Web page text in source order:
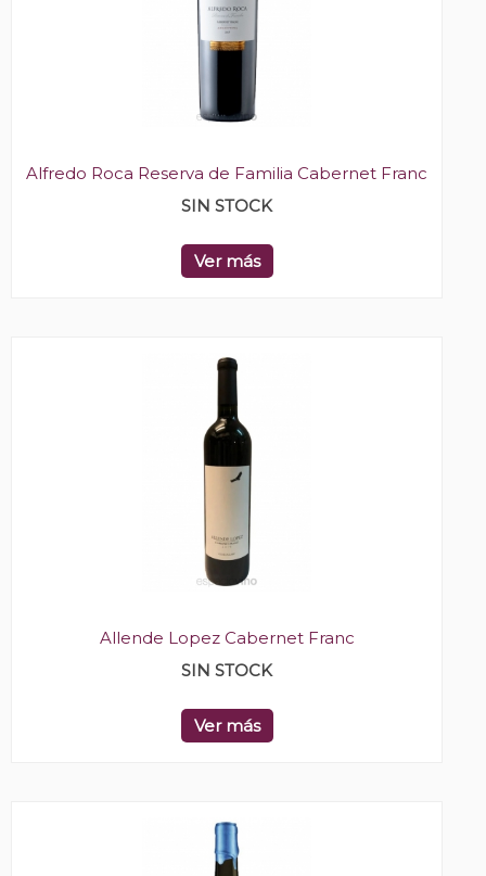
Alfredo Roca Reserva de Familia Cabernet Franc
SIN STOCK
Ver más
Allende Lopez Cabernet Franc
SIN STOCK
Ver más